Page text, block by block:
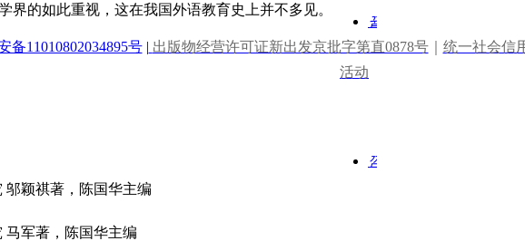
界的如此重视，这在我国外语教育史上并不多见。
邬颖祺著，陈国华主编
马军著，陈国华主编
뀥
낃
备11010802034895号| 出版物经营许可证新出发京批字第直0878号｜ 统一社会信
活动